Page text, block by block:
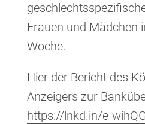
Frauen und Mädchen
Woche.
Hier der Bericht des
Anzeigers zur
https://lnkd.in/e-